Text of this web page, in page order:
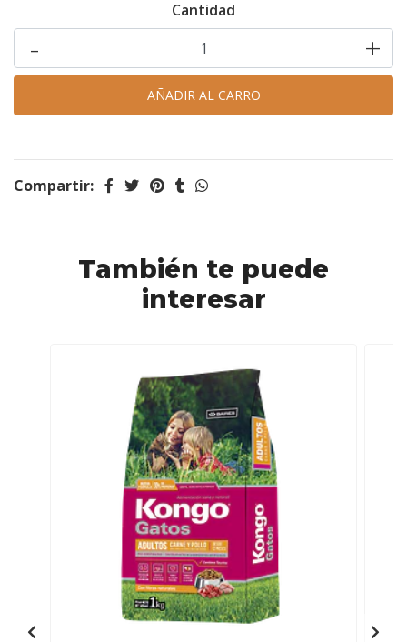
Cantidad
- +
Compartir:
También te puede
interesar